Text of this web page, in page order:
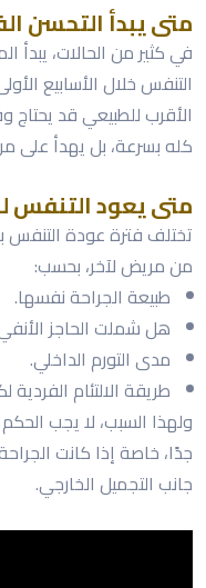
متى يبدأ التحسن
في كثير من الحالات،
التنفس خلال الأسابيع
الأقرب للطبيعي قد يحتاج
كله بسرعة، بل يهدأ على
متى يعود التنفس
تختلف فترة عودة التنفس
من مريض لآخر، بحسب:
طبيعة الجراحة نفسها.
هل شملت الحاجز
مدى التورم الداخلي.
طريقة الالتئام
ولهذا السبب، لا يجب الحكم
جدًا، خاصة إذا كانت
جانب التجميل الخارجي.